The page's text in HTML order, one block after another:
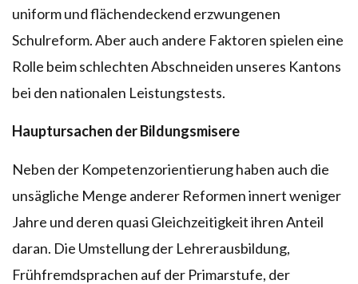
uniform und flächendeckend erzwungenen
Schulreform. Aber auch andere Faktoren spielen eine
Rolle beim schlechten Abschneiden unseres Kantons
bei den nationalen Leistungstests.
Hauptursachen der Bildungsmisere
Neben der Kompetenzorientierung haben auch die
unsägliche Menge anderer Reformen innert weniger
Jahre und deren quasi Gleichzeitigkeit ihren Anteil
daran. Die Umstellung der Lehrerausbildung,
Frühfremdsprachen auf der Primarstufe, der